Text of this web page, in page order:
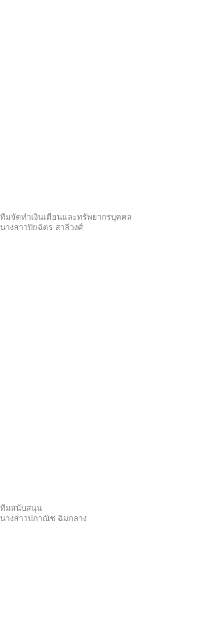
ทีมจัดทำเงินเดือนและทรัพยากรบุคคล
นางสาวปิยฉัตร สาลีวงศ์
ทีมสนับสนุน
นางสาวปภาณิช ฉิมกลาง